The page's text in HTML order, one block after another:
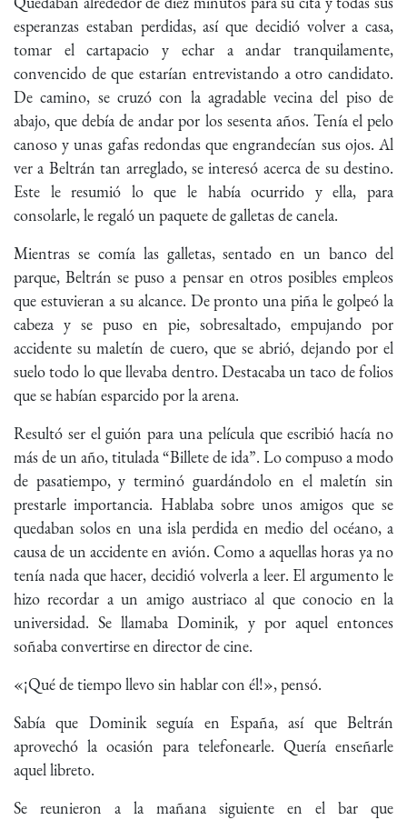
esperanzas estaban perdidas, así que decidió volver a casa,
tomar el cartapacio y echar a andar tranquilamente,
convencido de que estarían entrevistando a otro candidato.
De camino, se cruzó con la agradable vecina del piso de
abajo, que debía de andar por los sesenta años. Tenía el pelo
canoso y unas gafas redondas que engrandecían sus ojos. Al
ver a Beltrán tan arreglado, se interesó acerca de su destino.
Este le resumió lo que le había ocurrido y ella, para
consolarle, le regaló un paquete de galletas de canela.
Mientras se comía las galletas, sentado en un banco del
parque, Beltrán se puso a pensar en otros posibles empleos
que estuvieran a su alcance. De pronto una piña le golpeó la
cabeza y se puso en pie, sobresaltado, empujando por
accidente su maletín de cuero, que se abrió, dejando por el
suelo todo lo que llevaba dentro. Destacaba un taco de folios
que se habían esparcido por la arena.
Resultó ser el guión para una película que escribió hacía no
más de un año, titulada “Billete de ida”. Lo compuso a modo
de pasatiempo, y terminó guardándolo en el maletín sin
prestarle importancia. Hablaba sobre unos amigos que se
quedaban solos en una isla perdida en medio del océano, a
causa de un accidente en avión. Como a aquellas horas ya no
tenía nada que hacer, decidió volverla a leer. El argumento le
hizo recordar a un amigo austriaco al que conocio en la
universidad. Se llamaba Dominik, y por aquel entonces
soñaba convertirse en director de cine.
«¡Qué de tiempo llevo sin hablar con él!», pensó.
Sabía que Dominik seguía en España, así que Beltrán
aprovechó la ocasión para telefonearle. Quería enseñarle
aquel libreto.
Se reunieron a la mañana siguiente en el bar que